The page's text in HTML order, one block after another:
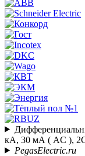
кА, 30 мА ( AC ),
PegasElectric.ru